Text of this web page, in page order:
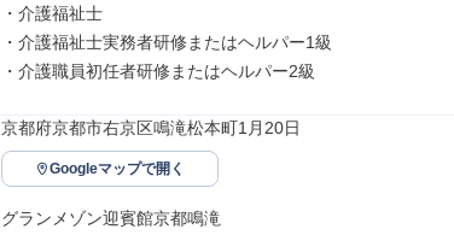
・介護福祉士
・介護福祉士実務者研修またはヘルパー1級
・介護職員初任者研修またはヘルパー2級
京都府京都市右京区鳴滝松本町1月20日
Googleマップで開く
グランメゾン迎賓館京都鳴滝